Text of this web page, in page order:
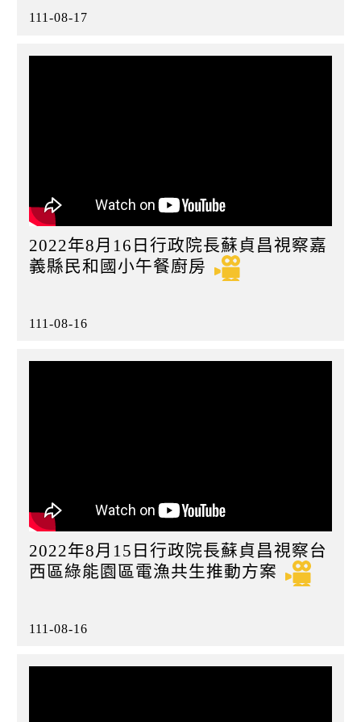
111-08-17
2022年8月16日行政院長蘇貞昌視察嘉
義縣民和國小午餐廚房
111-08-16
2022年8月15日行政院長蘇貞昌視察台
西區綠能園區電漁共生推動方案
111-08-16